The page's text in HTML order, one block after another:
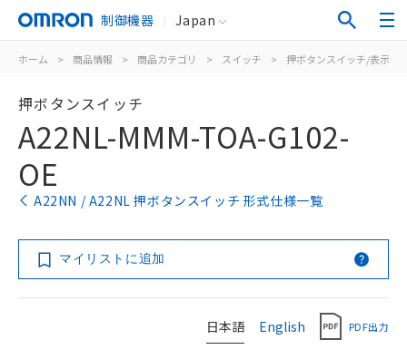
制御機器 Japan
ホーム > 商品情報 > 商品カテゴリ > スイッチ > 押ボタンスイッチ/表示灯
押ボタンスイッチ
A22NL-MMM-TOA-G102-
OE
A22NN / A22NL 押ボタンスイッチ 形式仕様一覧
マイリストに追加
日本語 English PDF出力